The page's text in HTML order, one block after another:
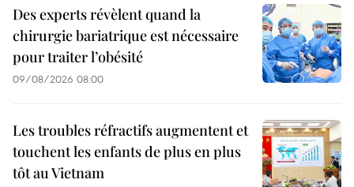
Des experts révèlent quand la
chirurgie bariatrique est nécessaire
pour traiter l’obésité
09/08/2026 08:00
Les troubles réfractifs augmentent et
touchent les enfants de plus en plus
tôt au Vietnam